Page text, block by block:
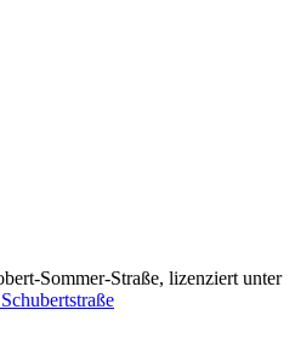
Sommer-Straße, lizenziert unter